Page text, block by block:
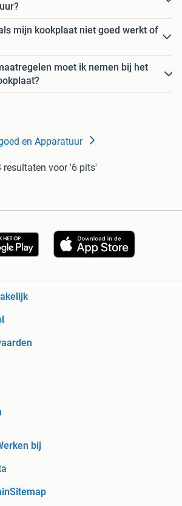
mijn kookplaat niet goed werkt of
moet ik nemen bij het
en Apparatuur
resultaten voor '6 pits'
bij
Sitemap